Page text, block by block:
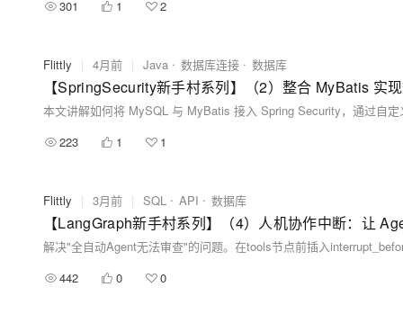
301 1 2
Flittly | 4月前 | Java 数据库连接 数据库
【SpringSecurity新手村系列】（2）整合 MyBatis 实
223 1 1
Flittly | 3月前 | SQL API 数据库
【LangGraph新手村系列】（4）人机协作中断：让
442 0 0